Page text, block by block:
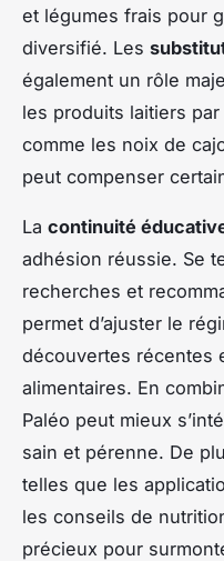
et légumes frais pour
diversifié. Les
également un rôle
les produits laitiers
comme les noix de
peut compenser
La continuité
adhésion réussie. Se
recherches et
permet d’ajuster le
découvertes récentes
alimentaires. En
Paléo peut mieux
sain et pérenne. De
telles que les
les conseils de
précieux pour